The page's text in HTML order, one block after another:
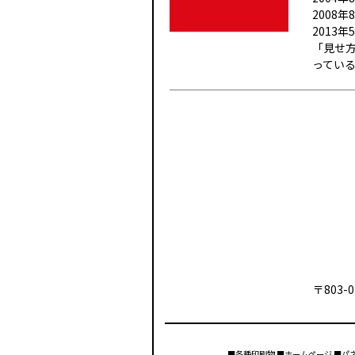
2008年
2013年
「見
ってい
〒803-